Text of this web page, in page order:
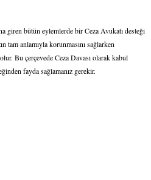
giren bütün eylemlerde bir Ceza Avukatı desteği
tam anlamıyla korunmasını sağlarken
Bu çerçevede Ceza Davası olarak kabul
fayda sağlamanız gerekir.